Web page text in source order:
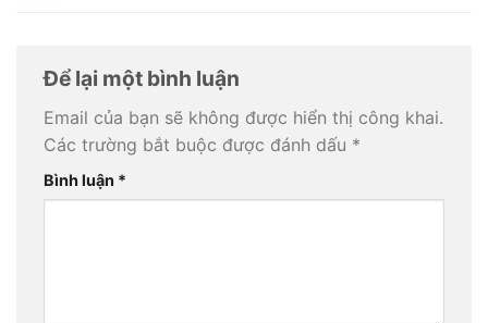
Để lại một bình luận
Email của bạn sẽ không được hiển thị công khai.
Các trường bắt buộc được đánh dấu *
Bình luận *